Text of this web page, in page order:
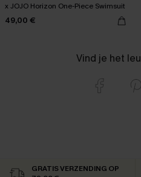
x JOJO Horizon One-Piece Swimsuit
49,00 €
Vind je het
GRATIS VERZENDING OP